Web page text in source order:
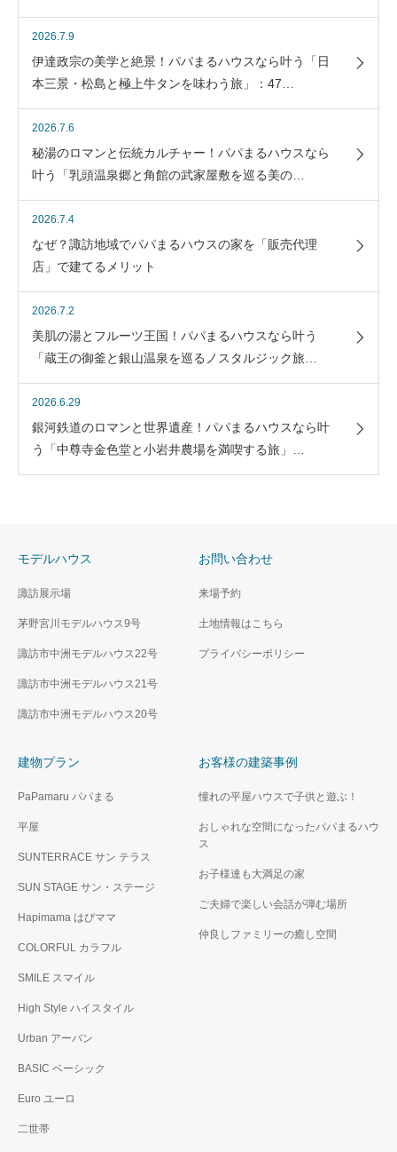
2026.7.9
伊達政宗の美学と絶景！パパまるハウスなら叶う「日
本三景・松島と極上牛タンを味わう旅」：47…
2026.7.6
秘湯のロマンと伝統カルチャー！パパまるハウスなら
叶う「乳頭温泉郷と角館の武家屋敷を巡る美の…
2026.7.4
なぜ？諏訪地域でパパまるハウスの家を「販売代理
店」で建てるメリット
2026.7.2
美肌の湯とフルーツ王国！パパまるハウスなら叶う
「蔵王の御釜と銀山温泉を巡るノスタルジック旅…
2026.6.29
銀河鉄道のロマンと世界遺産！パパまるハウスなら叶
う「中尊寺金色堂と小岩井農場を満喫する旅」…
モデルハウス
諏訪展示場
茅野宮川モデルハウス9号
諏訪市中洲モデルハウス22号
諏訪市中洲モデルハウス21号
諏訪市中洲モデルハウス20号
お問い合わせ
来場予約
土地情報はこちら
プライバシーポリシー
建物プラン
PaPamaru パパまる
平屋
SUNTERRACE サン テラス
SUN STAGE サン・ステージ
Hapimama はぴママ
COLORFUL カラフル
SMILE スマイル
High Style ハイスタイル
Urban アーバン
BASIC ベーシック
Euro ユーロ
二世帯
お客様の建築事例
憧れの平屋ハウスで子供と遊ぶ！
おしゃれな空間になったパパまるハウ
ス
お子様達も大満足の家
ご夫婦で楽しい会話が弾む場所
仲良しファミリーの癒し空間